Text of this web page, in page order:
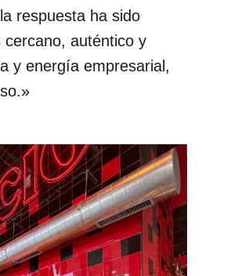
respuesta ha sido
auténtico y
y energía empresarial,